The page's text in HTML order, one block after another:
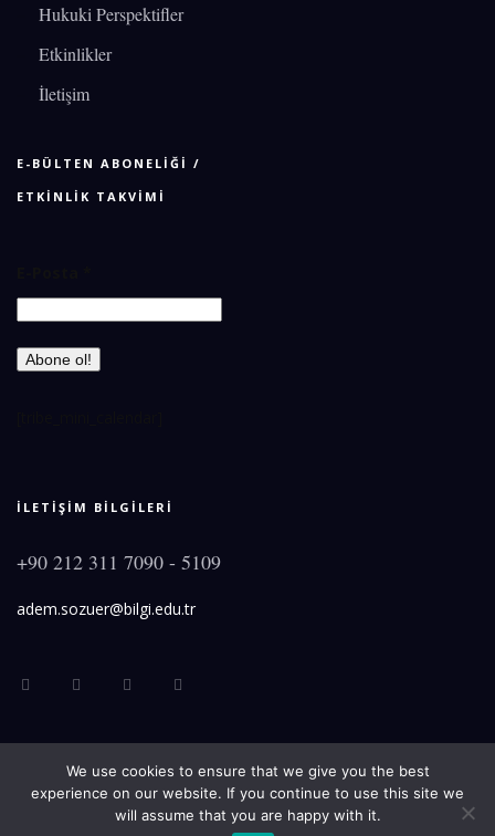
Hukuki Perspektifler
Etkinlikler
İletişim
E-BÜLTEN ABONELİĞİ /
ETKİNLİK TAKVİMİ
İLETİŞİM BİLGİLERİ
+90 212 311 7090 - 5109
adem.sozuer@bilgi.edu.tr
© Prof. Dr. Adem Sözüer 2025 Tüm Hakları Saklıdır.
We use cookies to ensure that we give you the best
experience on our website. If you continue to use this site we
will assume that you are happy with it.